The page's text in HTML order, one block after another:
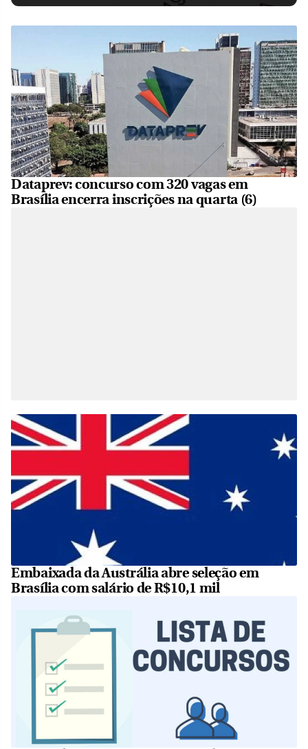
Dataprev: concurso com 320 vagas em
Brasília encerra inscrições na quarta (6)
Embaixada da Austrália abre seleção em
Brasília com salário de R$10,1 mil